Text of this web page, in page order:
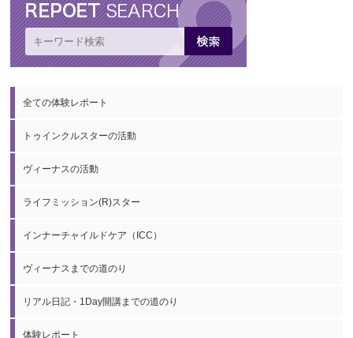
全ての体験レポート
トゥインクルスターの活動
ヴィーナスの活動
ライフミッション(R)スター
インナーチャイルドケア（ICC）
ヴィーナスまでの道のり
リアル日記・1Day開講までの道のり
体験レポート